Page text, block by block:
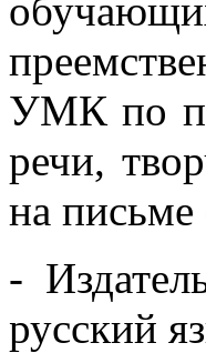
УМК по
речи,
на
-
русский